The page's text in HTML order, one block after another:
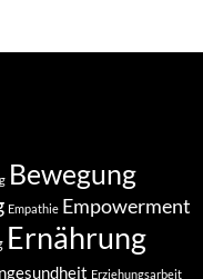
Bewegung
Empathie Empowerment
Ernährung
Erziehungsarbeit